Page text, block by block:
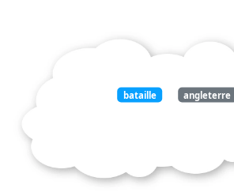
bataille angleterre